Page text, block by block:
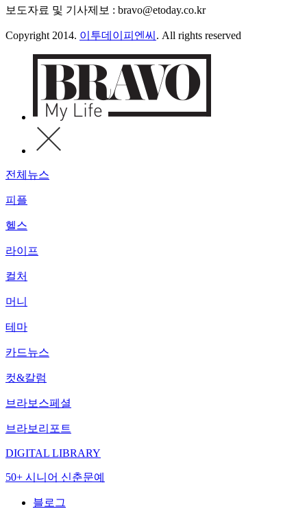
보도자료 및 기사제보 : bravo@etoday.co.kr
Copyright 2014. 이투데이피엔씨 . All rights reserved
전체뉴스
피플
헬스
라이프
컬처
머니
테마
카드뉴스
컷&칼럼
브라보스페셜
브라보리포트
DIGITAL LIBRARY
50+ 시니어 신춘문예
블로그